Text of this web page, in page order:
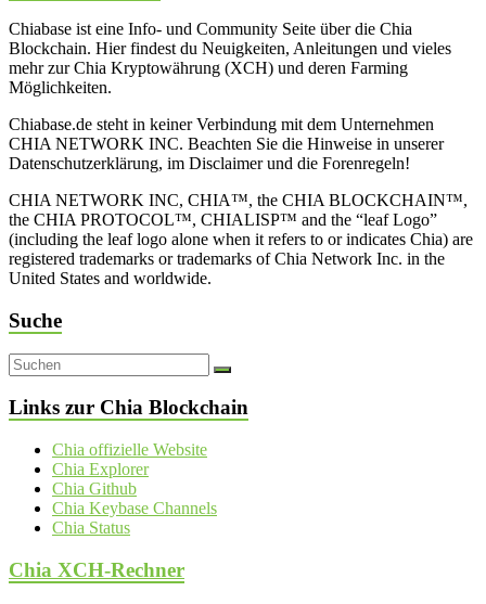
Chiabase ist eine Info- und Community Seite über die Chia
Blockchain. Hier findest du Neuigkeiten, Anleitungen und vieles
mehr zur Chia Kryptowährung (XCH) und deren Farming
Möglichkeiten.
Chiabase.de steht in keiner Verbindung mit dem Unternehmen
CHIA NETWORK INC. Beachten Sie die Hinweise in unserer
Datenschutzerklärung, im Disclaimer und die Forenregeln!
CHIA NETWORK INC, CHIA™, the CHIA BLOCKCHAIN™,
the CHIA PROTOCOL™, CHIALISP™ and the “leaf Logo”
(including the leaf logo alone when it refers to or indicates Chia) are
registered trademarks or trademarks of Chia Network Inc. in the
United States and worldwide.
Suche
Links zur Chia Blockchain
Chia offizielle Website
Chia Explorer
Chia Github
Chia Keybase Channels
Chia Status
Chia XCH-Rechner